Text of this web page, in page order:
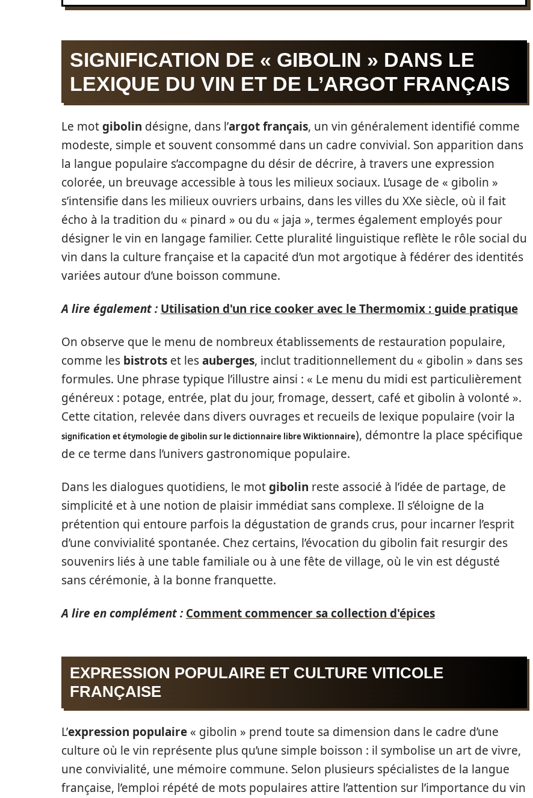
SIGNIFICATION DE « GIBOLIN » DANS LE
LEXIQUE DU VIN ET DE L’ARGOT FRANÇAIS
Le motgibolin désigne, dans l’argot français, un vin généralement identifié comme
modeste, simple et souvent consommé dans un cadre convivial. Son apparition dans
la langue populaire s’accompagne du désir de décrire, à travers une expression
colorée, un breuvage accessible à tous les milieux sociaux. L’usage de « gibolin »
s’intensifie dans les milieux ouvriers urbains, dans les villes du XXe siècle, où il fait
écho à la tradition du « pinard » ou du « jaja », termes également employés pour
désigner le vin en langage familier. Cette pluralité linguistique reflète le rôle social du
vin dans la culture française et la capacité d’un mot argotique à fédérer des identités
variées autour d’une boisson commune.
A lire également : Utilisation d'un rice cooker avec le Thermomix : guide pratique
On observe que le menu de nombreux établissements de restauration populaire,
comme les bistrots et lesauberges, inclut traditionnellement du « gibolin » dans ses
formules. Une phrase typique l’illustre ainsi : « Le menu du midi est particulièrement
généreux : potage, entrée, plat du jour, fromage, dessert, café et gibolin à volonté ».
Cette citation, relevée dans divers ouvrages et recueils de lexique populaire (voir la
signification et étymologie de gibolin sur le dictionnaire libre Wiktionnaire), démontre la place spécifique
de ce terme dans l’univers gastronomique populaire.
Dans les dialogues quotidiens, le motgibolin reste associé à l’idée de partage, de
simplicité et à une notion de plaisir immédiat sans complexe. Il s’éloigne de la
prétention qui entoure parfois la dégustation de grands crus, pour incarner l’esprit
d’une convivialité spontanée. Chez certains, l’évocation du gibolin fait resurgir des
souvenirs liés à une table familiale ou à une fête de village, où le vin est dégusté
sans cérémonie, à la bonne franquette.
A lire en complément : Comment commencer sa collection d'épices
EXPRESSION POPULAIRE ET CULTURE VITICOLE
FRANÇAISE
L’expression populaire « gibolin » prend toute sa dimension dans le cadre d’une
culture où le vin représente plus qu’une simple boisson : il symbolise un art de vivre,
une convivialité, une mémoire commune. Selon plusieurs spécialistes de la langue
française, l’emploi répété de mots populaires attire l’attention sur l’importance du vin